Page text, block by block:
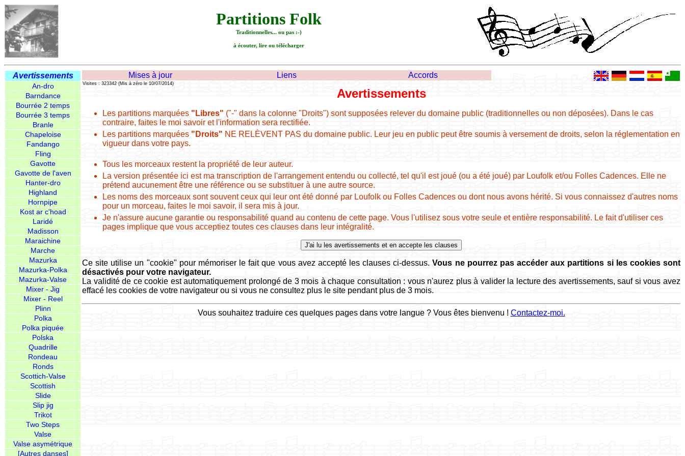
Partitions Folk
Traditionnelles... ou pas :-)
à écouter, lire ou télécharger
Avertissements
An-dro
Barndance
Bourrée 2 temps
Bourrée 3 temps
Branle
Chapeloise
Fandango
Fling
Gavotte
Gavotte de l'aven
Hanter-dro
Highland
Hornpipe
Kost ar c'hoad
Laridé
Madisson
Maraichine
Marche
Mazurka
Mazurka-Polka
Mazurka-Valse
Mixer - Jig
Mixer - Reel
Plinn
Polka
Polka piquée
Polska
Quadrille
Rondeau
Ronds
Scottich-Valse
Scottish
Slide
Slip jig
Trikot
Two Steps
Valse
Valse asymétrique
[Autres danses]
Mises à jour Liens Accords
Visites : 323342 (Mis à zéro le 10/07/2014)
Avertissements
Les partitions marquées "Libres" ("-" dans la colonne "Droits") sont supposées relever du domaine public (traditionnelles ou non déposées). Dans le cas
contraire, faites le moi savoir et l'information sera rectifiée.
Les partitions marquées "Droits" NE RELÈVENT PAS du domaine public. Leur jeu en public peut être soumis à versement de droits, selon la réglementation en
vigueur dans votre pays.
Tous les morceaux restent la propriété de leur auteur.
La version présentée ici est ma transcription de l'arrangement entendu ou collecté, tel qu'il est joué (ou a été joué) par Loufolk et/ou Folles Cadences. Elle ne
prétend aucunement être une référence ou se substituer à une autre source.
Les noms des morceaux sont souvent ceux qui leur ont été donné par Loufolk ou Folles Cadences ou dont nous avons hérité. Si vous connaissez d'autres noms
pour un morceau, faites le moi savoir, il sera mis à jour.
Je n'assure aucune garantie ou responsabilité quand au contenu de cette page. Vous l'utilisez sous votre seule et entière responsabilité. Le fait d'utiliser ces
pages implique que vous acceptiez toutes ces clauses dans leur intégralité.
Ce site utilise un "cookie" pour mémoriser le fait que vous avez accepté les clauses ci-dessus.Vous ne pourrez pas accéder aux partitions si les cookies sont
désactivés pour votre navigateur.
La validité de ce cookie est automatiquement prolongé de 3 mois à chaque consultation : vous n'aurez plus à valider la lecture des avertissements, sauf si vous avez
effacé les cookies de votre navigateur ou si vous ne consultez plus le site pendant plus de 3 mois.
Vous souhaitez traduire ces quelques pages dans votre langue ? Vous êtes bienvenu ! Contactez-moi.